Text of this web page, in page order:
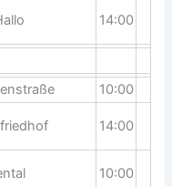
14:00
10:00
14:00
10:00